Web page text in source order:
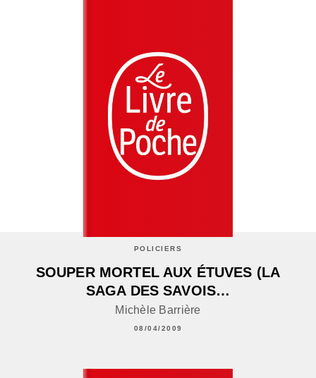
POLICIERS
SOUPER MORTEL AUX ÉTUVES (LA
SAGA DES SAVOIS…
Michèle Barrière
08/04/2009